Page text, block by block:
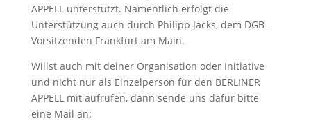
APPELL unterstützt. Namentlich erfolgt die
Unterstützung auch durch Philipp Jacks, dem DGB-
Vorsitzenden Frankfurt am Main.
Willst auch mit deiner Organisation oder Initiative
und nicht nur als Einzelperson für den BERLINER
APPELL mit aufrufen, dann sende uns dafür bitte
eine Mail an: